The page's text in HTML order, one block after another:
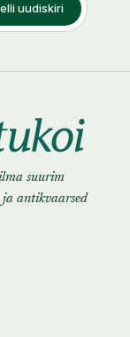
uudiskiri
suurim
antikvaarsed